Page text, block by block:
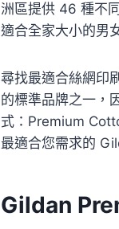
洲區提供 46 種不
適合全家大小的男
尋找最適合絲網印
的標準品牌之一，
式：Premium
最適合您需求的
Gildan